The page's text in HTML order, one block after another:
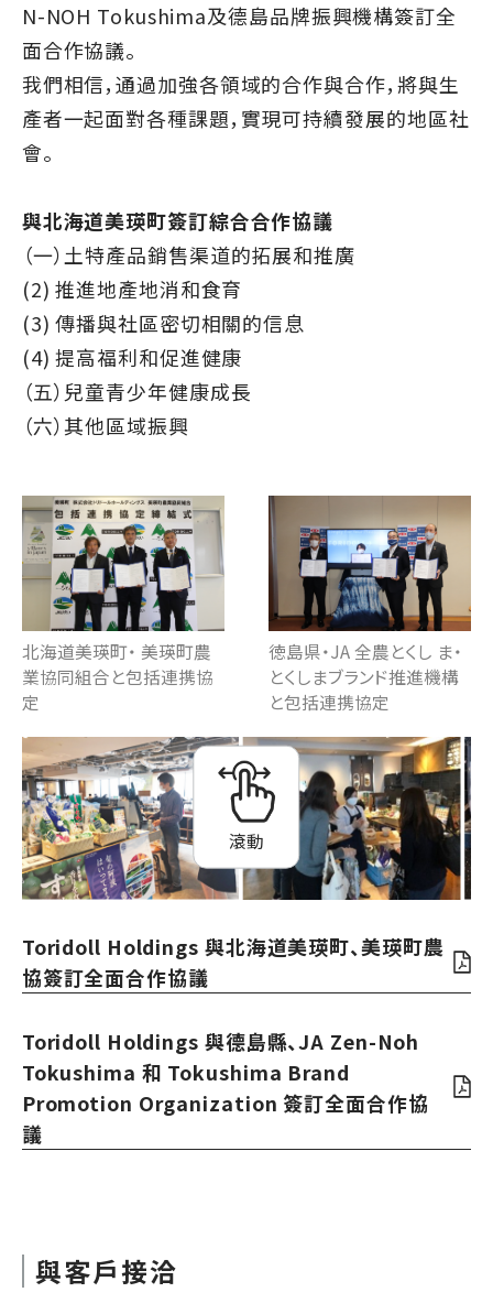
N-NOH Tokushima及德島品牌振興機構簽訂全
面合作協議。
我們相信，通過加強各領域的合作與合作，將與生
產者一起面對各種課題，實現可持續發展的地區社
會。
與北海道美瑛町簽訂綜合合作協議
（一）土特產品銷售渠道的拓展和推廣
(2) 推進地產地消和食育
(3) 傳播與社區密切相關的信息
(4) 提高福利和促進健康
（五）兒童青少年健康成長
（六）其他區域振興
北海道美瑛町・ 美瑛町農
業協同組合と包括連携協
定
徳島県・JA 全農とくし ま・
とくしまブランド推進機構
と包括連携協定
滾動
Toridoll Holdings 與北海道美瑛町、美瑛町農
協簽訂全面合作協議
Toridoll Holdings 與德島縣、JA Zen-Noh
Tokushima 和 Tokushima Brand
Promotion Organization 簽訂全面合作協
議
與客戶接洽